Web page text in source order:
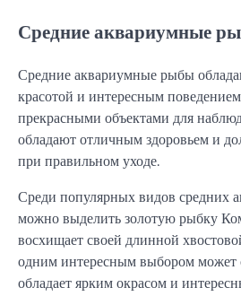
Средние аквариумные
Средние аквариумные рыбы
красотой и интересным
прекрасными объектами для
обладают отличным здоровьем и
при правильном уходе.
Среди популярных видов средних
можно выделить золотую рыбку
восхищает своей длинной
одним интересным выбором может
обладает ярким окрасом и